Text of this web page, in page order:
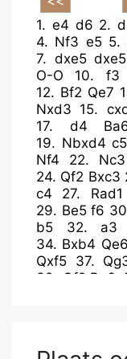
1. e4 d6 2.
4. Nf3 e5 5.
7. dxe5 dxe5
O-O
10. f3
12. Bf2 Qe7
Nxd3 15.
17. d4
19. Nbxd4 c5
Nf4
22. Nc3
24. Qf2 Bxc3
c4
27. Rad1
29. Be5 f6
b5
32. a3
34. Bxb4 Qe6
Qxf5 37.
39.
Qf2 Ra6